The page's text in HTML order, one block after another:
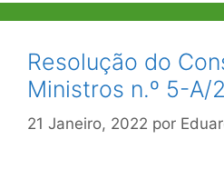
Resolução do
Ministros n.º 5-A/
21 Janeiro, 2022 por